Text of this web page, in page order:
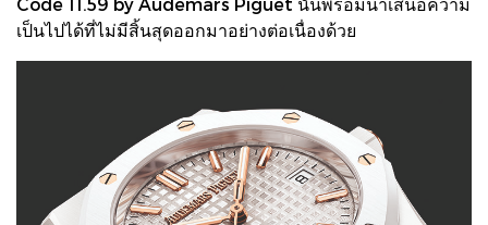
เป็นไปได้ที่ไม่มีสิ้นสุดออกมาอย่างต่อเนื่องด้วย